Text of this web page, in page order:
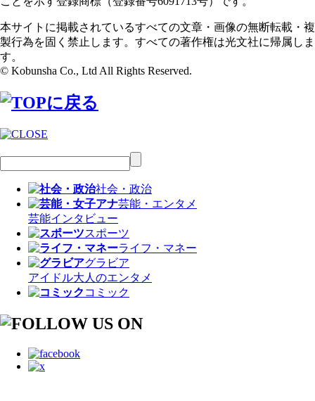
本サイトに掲載されているすべての文章・画像の無断転載・複
製行為を固く禁止します。すべての著作権は光文社に帰属しま
す。
© Kobunsha Co., Ltd All Rights Reserved.
社会・政治
芸能・エンタメ
芸能インタビュー
スポーツ
ライフ・マネー
グラビア
アイドル大人のエンタメ
コミック